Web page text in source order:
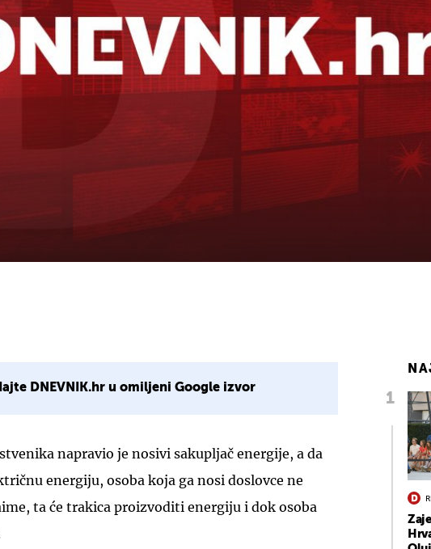
DNEVNIK.hr u omiljeni Google izvor
napravio je nosivi sakupljač energije, a da
energiju, osoba koja ga nosi doslovce ne
ta će trakica proizvoditi energiju i dok osoba